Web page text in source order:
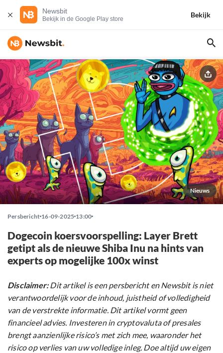
Newsbit
Bekijk in de Google Play store
Bekijk
Nieuws
Persbericht 16-09-2025 13:00
Dogecoin koersvoorspelling: Layer Brett
getipt als de nieuwe Shiba Inu na hints van
experts op mogelijke 100x winst
Disclaimer:Dit artikel is een persbericht en Newsbit is niet
verantwoordelijk voor de inhoud, juistheid of volledigheid
van de verstrekte informatie. Dit artikel vormt geen
financieel advies. Investeren in cryptovaluta of presales
brengt aanzienlijke risico’s met zich mee, waaronder het
risico op verlies van uw volledige inleg. Doe altijd uw eigen